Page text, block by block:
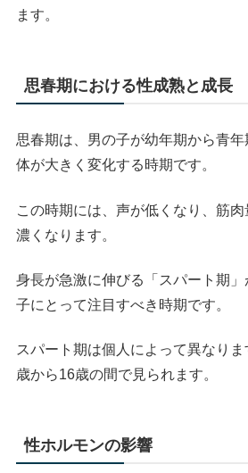
ます。
思春期における性成熟と成長
思春期は、男の子が幼年期から青
体が大きく変化する時期です。
この時期には、声が低くなり、筋
濃くなります。
身長が急激に伸びる「スパート期
子にとって注目すべき時期です。
スパート期は個人によって異なり
歳から16歳の間で見られます。
性ホルモンの影響